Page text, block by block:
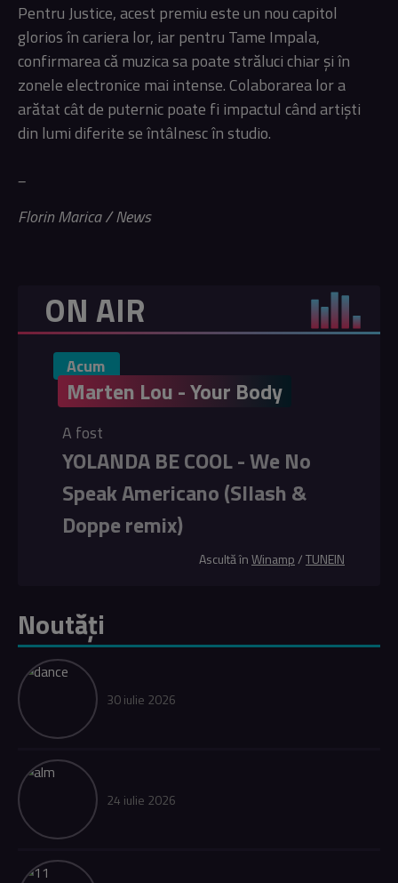
Pentru Justice, acest premiu este un nou capitol
glorios în cariera lor, iar pentru Tame Impala,
confirmarea că muzica sa poate străluci chiar și în
zonele electronice mai intense. Colaborarea lor a
arătat cât de puternic poate fi impactul când artiști
din lumi diferite se întâlnesc în studio.
Florin Marica / News
ON AIR
Acum
Marten Lou - Your Body
A fost
YOLANDA BE COOL - We No
Speak Americano (Sllash &
Doppe remix)
Ascultă înWinamp/TUNEIN
Noutăți
30 iulie 2026
24 iulie 2026